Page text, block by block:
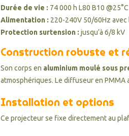
Durée de vie : 74 000 h L80 B10
Alimentation : 220-240V 50/60Hz
Protection surtension : jusqu’à 6/8 kV
Construction robuste et
Son corps en aluminium moulé sous
atmosphériques. Le diffuseur en
Installation et options
Ce projecteur se fixe directement au